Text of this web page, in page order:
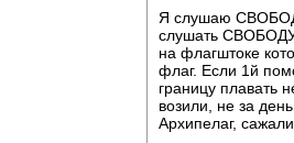
Я слушаю
слушать СВОБОДУ
на флагштоке
флаг. Если 1й
границу плавать
возили, не за
Архипелаг,